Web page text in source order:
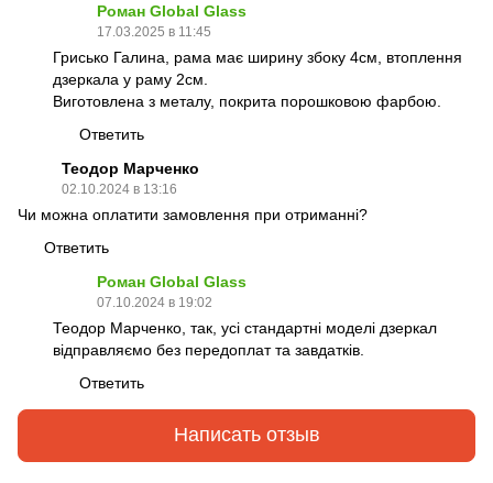
Роман Global Glass
17.03.2025 в 11:45
Грисько Галина, рама має ширину збоку 4см, втоплення
дзеркала у раму 2см.
Виготовлена з металу, покрита порошковою фарбою.
Ответить
Теодор Марченко
02.10.2024 в 13:16
Чи можна оплатити замовлення при отриманні?
Ответить
Роман Global Glass
07.10.2024 в 19:02
Теодор Марченко, так, усі стандартні моделі дзеркал
відправляємо без передоплат та завдатків.
Ответить
Написать отзыв